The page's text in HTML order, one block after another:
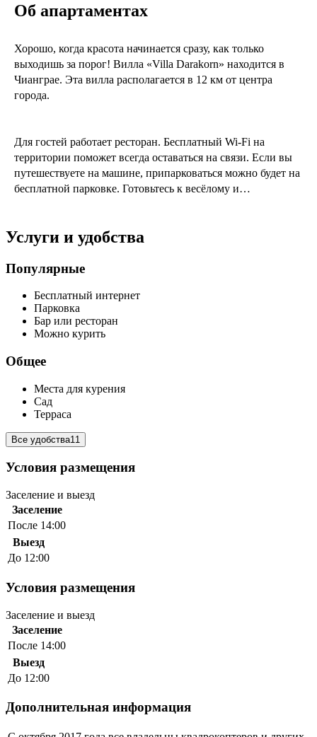
Об апартаментах
Хорошо, когда красота начинается сразу, как только
выходишь за порог! Вилла «Villa Darakorn» находится в
Чианграе. Эта вилла располагается в 12 км от центра
города.
Для гостей работает ресторан. Бесплатный Wi-Fi на
территории поможет всегда оставаться на связи. Если вы
путешествуете на машине, припарковаться можно будет на
бесплатной парковке. Готовьтесь к весёлому и
Услуги и удобства
Популярные
Бесплатный интернет
Парковка
Бар или ресторан
Можно курить
Общее
Места для курения
Сад
Терраса
Все удобства11
Условия размещения
Заселение и выезд
Заселение
После 14:00
Выезд
До 12:00
Условия размещения
Заселение и выезд
Заселение
После 14:00
Выезд
До 12:00
Дополнительная информация